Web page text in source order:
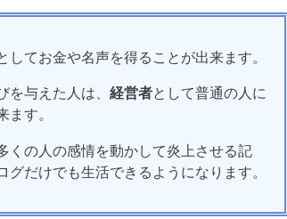
してお金や名声を得ることが出来ます。
与えた人は、 経営者として普通の人に
す。
くの人の感情を動かして炎上させる記
グだけでも生活できるようになります。